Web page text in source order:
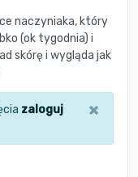
naczyniaka, który
(ok tygodnia) i
skórę i wygląda jak
zaloguj
×